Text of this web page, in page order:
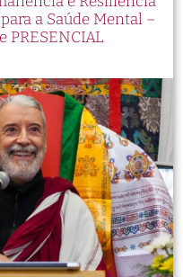
a Saúde Mental –
PRESENCIAL